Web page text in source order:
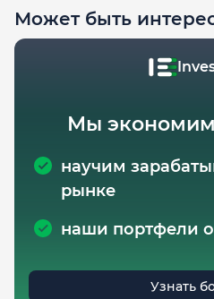
Может быть
Мы
научим
рынке
наши портфели
Узнать